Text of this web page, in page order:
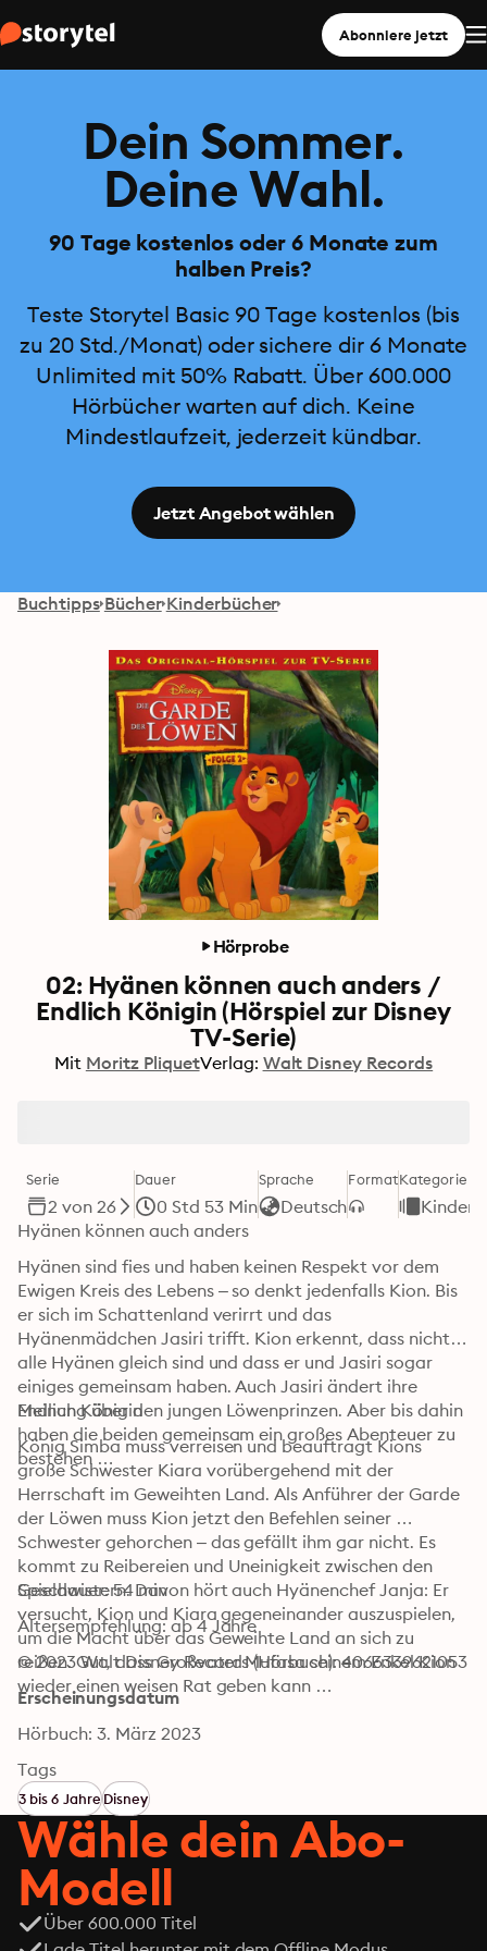
Abonniere jetzt
Dein Sommer.
Deine Wahl.
90 Tage kostenlos oder 6 Monate zum
halben Preis?
Teste Storytel Basic 90 Tage kostenlos (bis
zu 20 Std./Monat) oder sichere dir 6 Monate
Unlimited mit 50% Rabatt. Über 600.000
Hörbücher warten auf dich. Keine
Mindestlaufzeit, jederzeit kündbar.
Jetzt Angebot wählen
Buchtipps Bücher Kinderbücher
Hörprobe
02: Hyänen können auch anders /
Endlich Königin (Hörspiel zur Disney
TV-Serie)
Mit Moritz PliquetVerlag: Walt Disney Records
Serie
2 von 26
Dauer
0 Std 53 Min
Sprache
Deutsch
FormatKategorie
Hyänen können auch anders
Hyänen sind fies und haben keinen Respekt vor dem
Ewigen Kreis des Lebens – so denkt jedenfalls Kion. Bis
er sich im Schattenland verirrt und das
Hyänenmädchen Jasiri trifft. Kion erkennt, dass nicht
alle Hyänen gleich sind und dass er und Jasiri sogar
einiges gemeinsam haben. Auch Jasiri ändert ihre
Meinung über den jungen Löwenprinzen. Aber bis dahin
haben die beiden gemeinsam ein großes Abenteuer zu
bestehen …
Endlich Königin
König Simba muss verreisen und beauftragt Kions
große Schwester Kiara vorübergehend mit der
Herrschaft im Geweihten Land. Als Anführer der Garde
der Löwen muss Kion jetzt den Befehlen seiner
Schwester gehorchen – das gefällt ihm gar nicht. Es
kommt zu Reibereien und Uneinigkeit zwischen den
Geschwistern. Davon hört auch Hyänenchef Janja: Er
versucht, Kion und Kiara gegeneinander auszuspielen,
um die Macht über das Geweihte Land an sich zu
reißen. Gut, dass Großvater Mufasa seinem Enkel Kion
Spieldauer: 54 min
Altersempfehlung: ab 4 Jahre
© 2023 Walt Disney Records (Hörbuch): 4066339621053
Erscheinungsdatum
Hörbuch: 3. März 2023
Tags
3 bis 6 JahreDisney
Wähle dein Abo-
Modell
Über 600.000 Titel